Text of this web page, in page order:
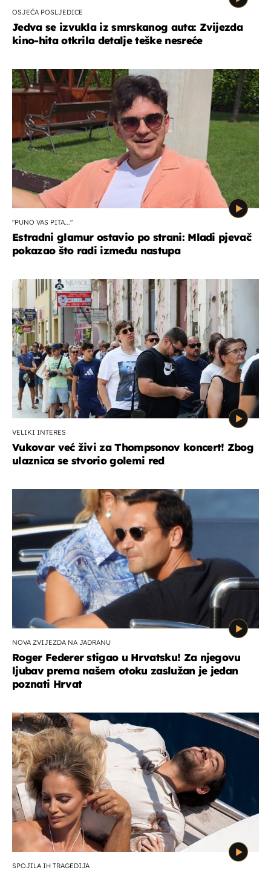
OSJEĆA POSLJEDICE
Jedva se izvukla iz smrskanog auta: Zvijezda
kino-hita otkrila detalje teške nesreće
"PUNO VAS PITA..."
Estradni glamur ostavio po strani: Mladi pjevač
pokazao što radi između nastupa
VELIKI INTERES
Vukovar već živi za Thompsonov koncert! Zbog
ulaznica se stvorio golemi red
NOVA ZVIJEZDA NA JADRANU
Roger Federer stigao u Hrvatsku! Za njegovu
ljubav prema našem otoku zaslužan je jedan
poznati Hrvat
SPOJILA IH TRAGEDIJA